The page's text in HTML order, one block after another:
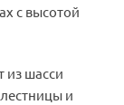
с высотой
из шасси
и